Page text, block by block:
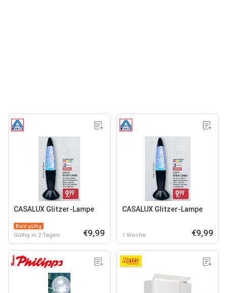
CASALUX Glitzer-Lampe
Bald gültig
Gültig in 2 Tagen €9,99
CASALUX Glitzer-Lampe
1 Woche €9,99